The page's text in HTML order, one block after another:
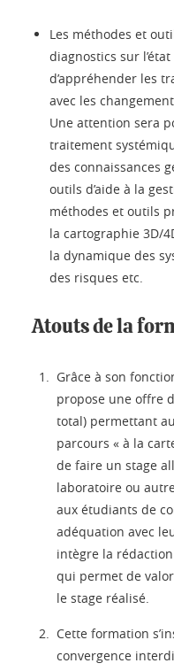
Les méthodes et
diagnostics sur
d’appréhender les
avec les
Une attention sera
traitement
des connaissances
outils d’aide à la
méthodes et outils
la cartographie 3D/
la dynamique des
des risques etc.
Atouts de la
Grâce à son
propose une offre
total) permettant
parcours « à la
de faire un stage
laboratoire ou
aux étudiants de
adéquation avec
intègre la
qui permet de
le stage réalisé.
Cette formation
convergence